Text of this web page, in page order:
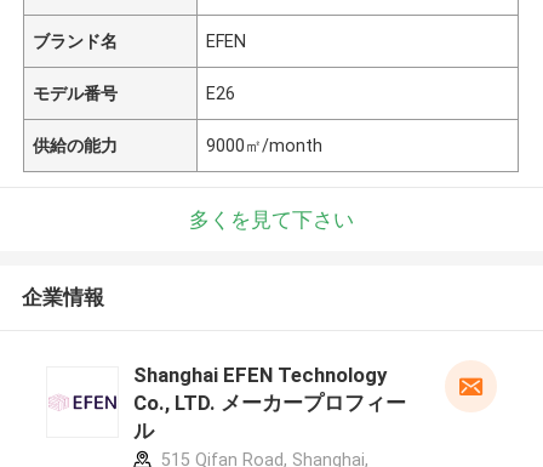
ブランド名 EFEN
モデル番号 E26
供給の能力 9000㎡/month
多くを見て下さい
企業情報
Shanghai EFEN Technology
Co., LTD. メーカープロフィー
ル
515 Qifan Road, Shanghai,